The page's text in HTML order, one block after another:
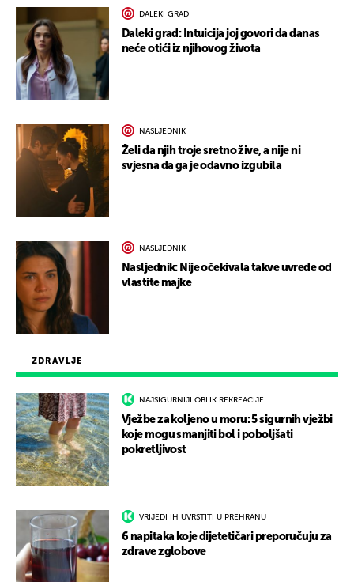
ZDRAVLJE
NAJSIGURNIJI OBLIK REKREACIJE
Vježbe za koljeno u moru: 5 sigurnih vježbi
koje mogu smanjiti bol i poboljšati
pokretljivost
VRIJEDI IH UVRSTITI U PREHRANU
6 napitaka koje dijetetičari preporučuju za
zdrave zglobove
DALEKI GRAD
Daleki grad: Intuicija joj govori da danas
neće otići iz njihovog života
NASLJEDNIK
Želi da njih troje sretno žive, a nije ni
svjesna da ga je odavno izgubila
NASLJEDNIK
Nasljednik: Nije očekivala takve uvrede od
vlastite majke